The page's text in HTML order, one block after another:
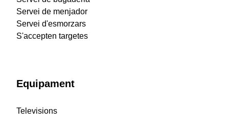
Servei de menjador
Servei d'esmorzars
S'accepten targetes
Equipament
Televisions